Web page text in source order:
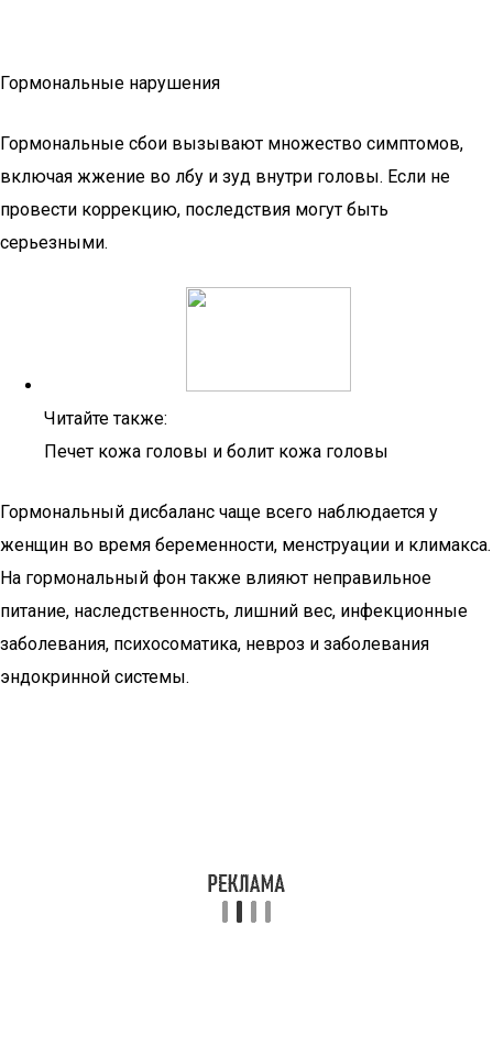
Гормональные нарушения
Гормональные сбои вызывают множество симптомов,
включая жжение во лбу и зуд внутри головы. Если не
провести коррекцию, последствия могут быть
серьезными.
Читайте также:
Печет кожа головы и болит кожа головы
Гормональный дисбаланс чаще всего наблюдается у
женщин во время беременности, менструации и климакса.
На гормональный фон также влияют неправильное
питание, наследственность, лишний вес, инфекционные
заболевания, психосоматика, невроз и заболевания
эндокринной системы.